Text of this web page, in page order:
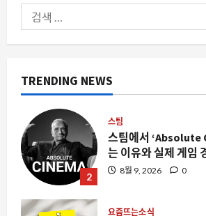
색:
TRENDING NEWS는 이유와 실제 게임
3
요즘뜨는소식
변수를 줄인다는 성
시판을 뜨겁게 만든 이